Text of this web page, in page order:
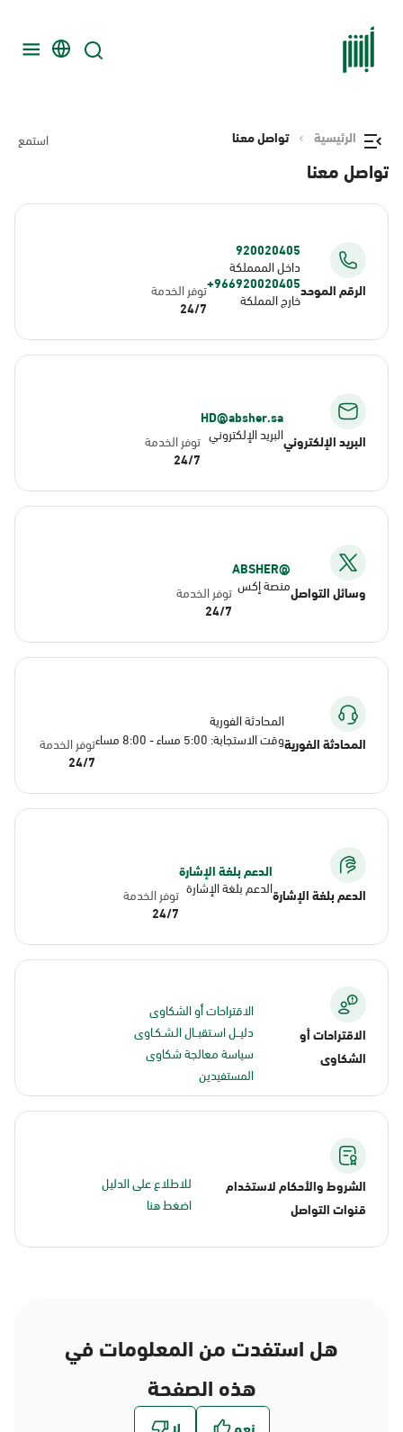
الرئيسية تواصل معنا استمع
تواصل معنا
الرقم الموحد
920020405
داخل الممملكة
966920020405+
خارج المملكة توفر الخدمة
24/7
البريد الإلكتروني
HD@absher.sa
البريد الإلكتروني توفر الخدمة
24/7
وسائل التواصل
@ABSHER
منصة إكس توفر الخدمة
24/7
المحادثة الفورية
المحادثة الفورية
وقت الاستجابة: 5:00 مساء - 8:00 مساء
توفر الخدمة
24/7
الدعم بلغة الإشارة
الدعم بلغة الإشارة
الدعم بلغة الإشارة توفر الخدمة
24/7
الاقتراحات أو
الشكاوى
الاقتراحات أو الشكاوى
دليــل اسـتقبــال الـشـكـاوى
سياسة معالجة شكاوى
المستفيدين
الشروط والأحكام لاستخدام
قنوات التواصل
للاطلاع على الدليل
اضغط هنا
هل استفدت من المعلومات في
هذه الصفحة